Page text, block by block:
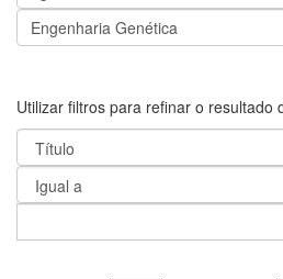
Utilizar filtros para refinar o resultado